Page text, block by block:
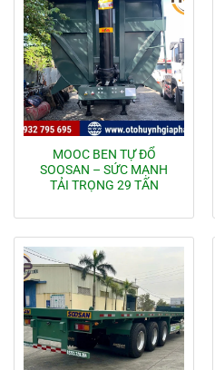
MOOC BEN TỰ ĐỔ
SOOSAN – SỨC MẠNH
TẢI TRỌNG 29 TẤN